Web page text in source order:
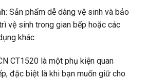
: Sản phẩm dễ dàng vệ sinh và bảo
vệ sinh trong gian bếp hoặc các
khác.
CT1520 là một phụ kiện quan
đặc biệt là khi bạn muốn giữ cho